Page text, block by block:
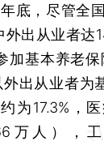
底，尽管全
出从业者达
加基本养老
出从业者为
为17.3%，
万人），